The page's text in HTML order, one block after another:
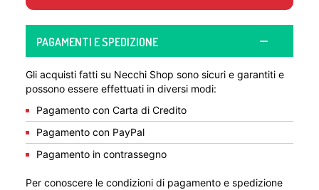
PAGAMENTI E SPEDIZIONE
Gli acquisti fatti su Necchi Shop sono sicuri e garantiti e
possono essere effettuati in diversi modi:
Pagamento con Carta di Credito
Pagamento con PayPal
Pagamento in contrassegno
Per conoscere le condizioni di pagamento e spedizione